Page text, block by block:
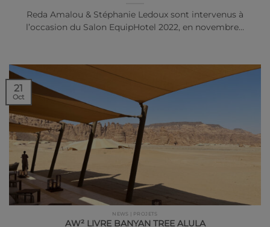
Reda Amalou & Stéphanie Ledoux sont intervenus à
l’occasion du Salon EquipHotel 2022, en novembre…
NEWS | PROJETS
AW² LIVRE BANYAN TREE ALULA
21
Oct